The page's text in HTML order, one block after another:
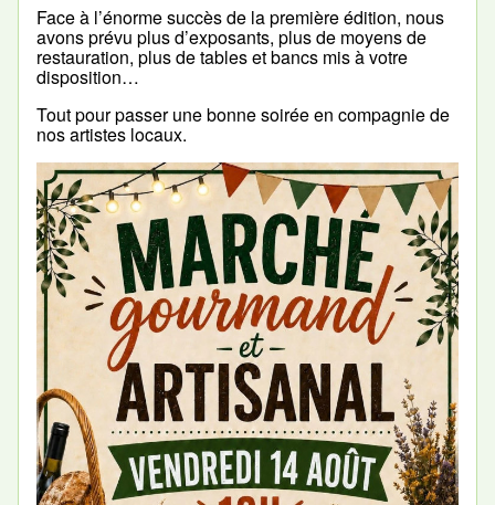
Face à l’énorme succès de la première édition, nous
avons prévu plus d’exposants, plus de moyens de
restauration, plus de tables et bancs mis à votre
disposition…
Tout pour passer une bonne soirée en compagnie de
nos artistes locaux.